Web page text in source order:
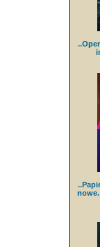
nowe.